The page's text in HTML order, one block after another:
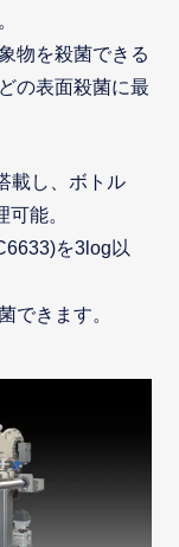
物を殺菌できる
の表面殺菌に最
載し、ボトル
能。
を3log以
できます。